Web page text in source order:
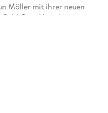
Möller mit ihrer neuen
Case Unit der
Der ehemalige
Visier der Ermittler war.
aus dem Archiv, die Cold
eine neue Spur.